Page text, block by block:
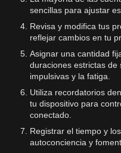
sencillas para ajustar
Revisa y modifica tus
reflejar cambios en tu
Asignar una cantidad
duraciones estrictas de
impulsivas y la fatiga.
Utiliza recordatorios
tu dispositivo para
conectado.
Registrar el tiempo y
autoconciencia y